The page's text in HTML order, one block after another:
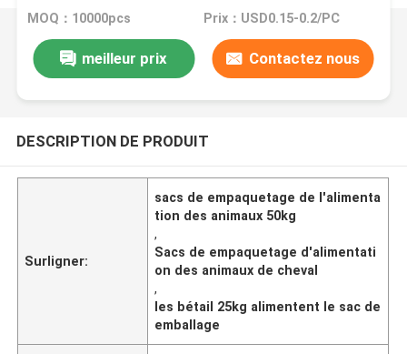
cheval de chien de bétail
MOQ：10000pcs Prix：USD0.15-0.2/PC
meilleur prix Contactez nous
DESCRIPTION DE PRODUIT
Surligner:
sacs de empaquetage de l'alimenta
tion des animaux 50kg
,
Sacs de empaquetage d'alimentati
on des animaux de cheval
,
les bétail 25kg alimentent le sac de
emballage